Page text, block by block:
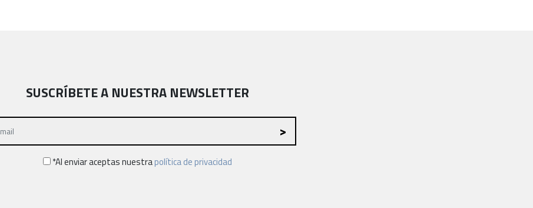
SUSCRÍBETE A NUESTRA NEWSLETTER
*Al enviar aceptas nuestrapolítica de privacidad